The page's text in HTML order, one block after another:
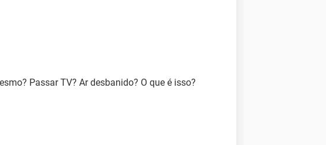
Passar TV? Ar desbanido? O que é isso?